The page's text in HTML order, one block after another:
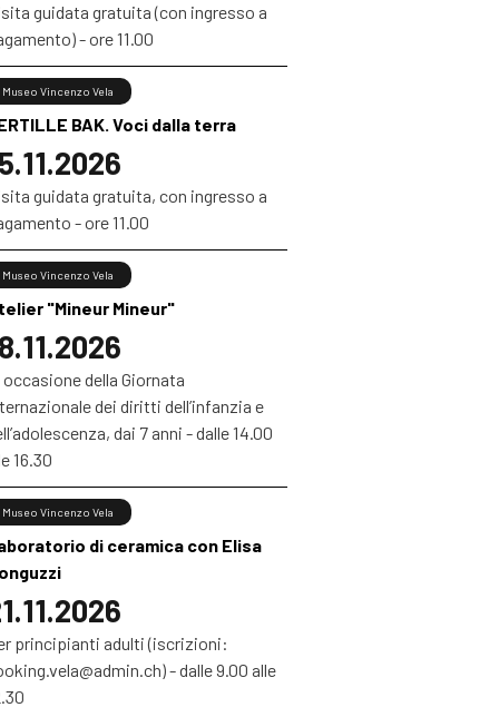
guidata gratuita (con ingresso a
- ore 11.00
BAK. Voci dalla terra
Museo Vincenzo Vela
guidata gratuita, con ingresso a
- ore 11.00
"Mineur Mineur"
Museo Vincenzo Vela
occasione della Giornata
dei diritti dell’infanzia e
dai 7 anni - dalle 14.00
16.30
di ceramica con Elisa
Museo Vincenzo Vela
principianti adulti (iscrizioni:
- dalle 9.00 alle